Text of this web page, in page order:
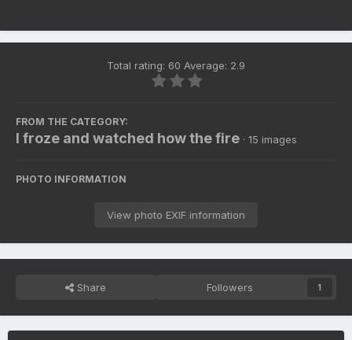
Total rating: 60 Average: 2.9
FROM THE CATEGORY:
I froze and watched how the fire · 15 images
PHOTO INFORMATION
View photo EXIF information
Share Followers 1